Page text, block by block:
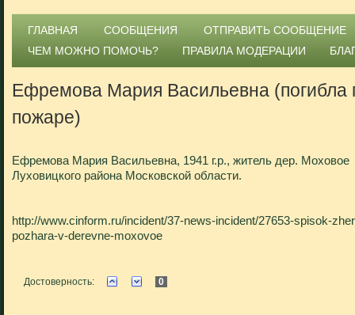
ГЛАВНАЯ СООБЩЕНИЯ
ОТПРАВИТЬ СООБЩЕНИЕ
ЧЕМ МОЖНО ПОМОЧЬ?
ПРАВИЛА МОДЕРАЦИИ
Ефремова Мария Васильевна (погибла
пожаре)
Ефремова Мария Васильевна, 1941 г.р., житель дер. Моховое
Луховицкого района Московской области.
http://www.cinform.ru/incident/37-news-incident/27653-spisok-
pozhara-v-derevne-moxovoe
Достоверность: 0